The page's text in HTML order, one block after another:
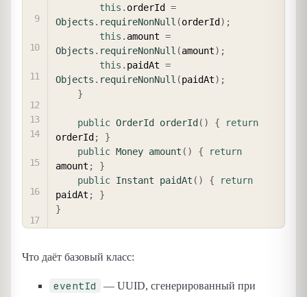
this . orderId =
Objects . requireNonNull (orderId ) ;
this . amount =
Objects . requireNonNull (amount) ;
this . paidAt =
Objects . requireNonNull (paidAt) ;
}
public OrderId orderId ( ) {
return
orderId ;
}
public Money amount ( ) {
return
amount ;
}
public Instant paidAt ( ) {
return
paidAt ;
}
}
Что даёт базовый класс:
eventId
— UUID, сгенерированный при